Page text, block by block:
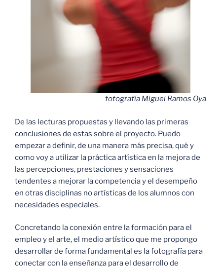
fotografía Miguel Ramos Oya
De las lecturas propuestas y llevando las primeras
conclusiones de estas sobre el proyecto. Puedo
empezar a definir, de una manera más precisa, qué y
como voy a utilizar la práctica artística en la mejora de
las percepciones, prestaciones y sensaciones
tendentes a mejorar la competencia y el desempeño
en otras disciplinas no artísticas de los alumnos con
necesidades especiales.
Concretando la conexión entre la formación para el
empleo y el arte, el medio artístico que me propongo
desarrollar de forma fundamental es la fotografía para
conectar con la enseñanza para el desarrollo de